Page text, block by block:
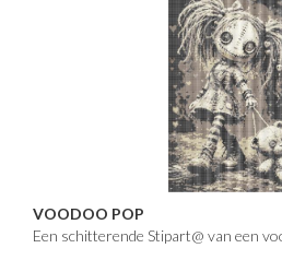
VOODOO POP
Een schitterende Stipart@ van een